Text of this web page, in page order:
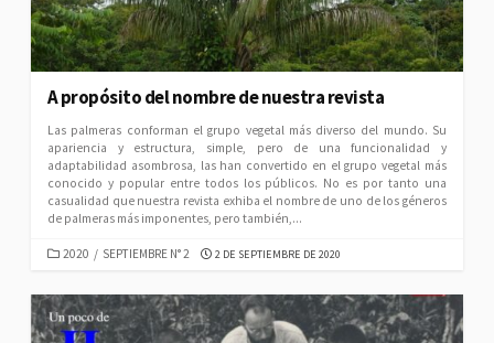
A propósito del nombre de nuestra revista
Las palmeras conforman el grupo vegetal más diverso del mundo. Su
apariencia y estructura, simple, pero de una funcionalidad y
adaptabilidad asombrosa, las han convertido en el grupo vegetal más
conocido y popular entre todos los públicos. No es por tanto una
casualidad que nuestra revista exhiba el nombre de uno de los géneros
de palmeras más imponentes, pero también,...
CATEGORIES
2020 / SEPTIEMBRE N° 2 PUBLISHED
DATE
2 DE SEPTIEMBRE DE 2020